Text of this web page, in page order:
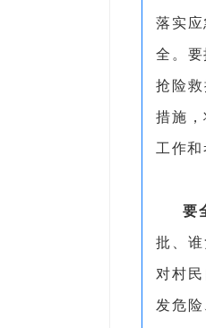
落实
全。
抢险
措施
工作和
要
批、
对村
发危